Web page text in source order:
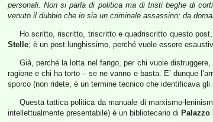
personali. Non si parla di politica ma di tristi beghe di
venuto il dubbio che io sia un criminale assassino; da
Ho scritto, riscritto, triscritto e quadriscritto questo
Stelle; è un post lunghissimo, perché vuole essere
Già, perché la lotta nel fango, per chi vuole
ragione e chi ha torto – se ne vanno e basta. E’ dunque
sporco (non ridete, è un termine tecnico che identificava
Questa tattica politica da manuale di marxismo-
intellettualmente presentabile) è un bibliotecario di Palazzo